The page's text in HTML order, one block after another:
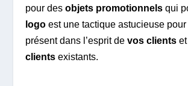
pour desobjets promotionnels qui
logo est une tactique astucieuse
présent dans l’esprit devos clients
clients existants.